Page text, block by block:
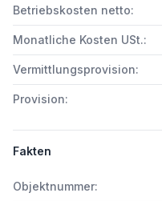
Betriebskosten netto:
Monatliche Kosten USt.:
Vermittlungsprovision:
Provision:
Fakten
Objektnummer: